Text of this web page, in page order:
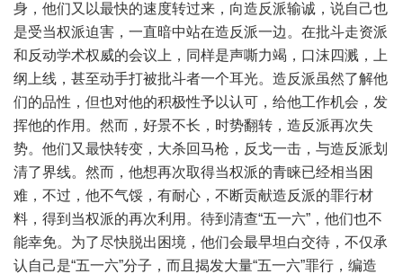
身，他们又以最快的速度转过来，向造反派输诚，说自己也
是受当权派迫害，一直暗中站在造反派一边。在批斗走资派
和反动学术权威的会议上，同样是声嘶力竭，口沫四溅，上
纲上线，甚至动手打被批斗者一个耳光。造反派虽然了解他
们的品性，但也对他的积极性予以认可，给他工作机会，发
挥他的作用。然而，好景不长，时势翻转，造反派再次失
势。他们又最快转变，大杀回马枪，反戈一击，与造反派划
清了界线。然而，他想再次取得当权派的青睐已经相当困
难，不过，他不气馁，有耐心，不断贡献造反派的罪行材
料，得到当权派的再次利用。待到清查“五一六”，他们也不
能幸免。为了尽快脱出困境，他们会最早坦白交待，不仅承
认自己是“五一六”分子，而且揭发大量“五一六”罪行，编造